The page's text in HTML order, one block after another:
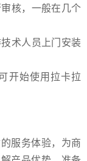
核，一般在几个
术人员上门安装
开始使用拉卡拉
服务体验，为商